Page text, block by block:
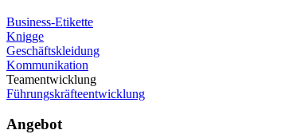
Business-Etikette
Knigge
Geschäftskleidung
Kommunikation
Teamentwicklung
Führungskräfteentwicklung
Angebot